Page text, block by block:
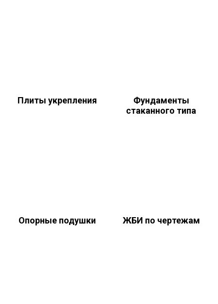
Плиты укрепления
Фундаменты
стаканного типа
Опорные подушки ЖБИ по чертежам